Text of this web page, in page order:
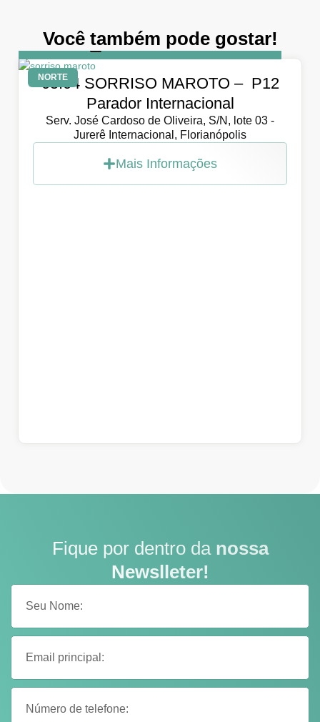
Você também pode gostar!
NORTE
DIA5 de abril de 2026
05.04 SORRISO MAROTO – P12
Parador Internacional
Serv. José Cardoso de Oliveira, S/N, lote 03 -
Jurerê Internacional, Florianópolis
Mais Informações
Fique por dentro da nossa
Newslleter!